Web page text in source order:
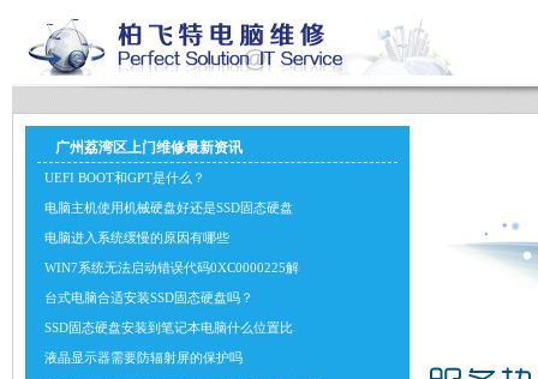
广州荔湾区上门维修最新资讯
UEFI BOOT和GPT是什么？
电脑主机使用机械硬盘好还是SSD固态硬盘
电脑进入系统缓慢的原因有哪些
WIN7系统无法启动错误代码0XC0000225解
台式电脑合适安装SSD固态硬盘吗？
SSD固态硬盘安装到笔记本电脑什么位置比
液晶显示器需要防辐射屏的保护吗